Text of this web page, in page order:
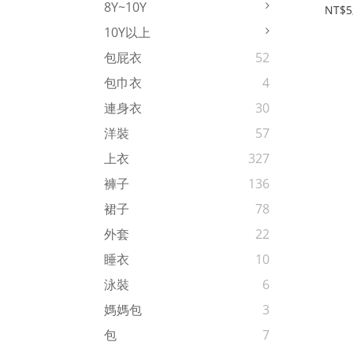
8Y~10Y
10Y以上
包屁衣
52
包巾衣
4
連身衣
30
洋裝
57
上衣
327
褲子
136
裙子
78
外套
22
睡衣
10
泳裝
6
媽媽包
3
包
7